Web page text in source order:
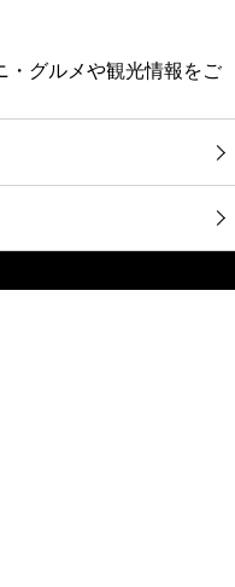
・グルメや観光情報をご